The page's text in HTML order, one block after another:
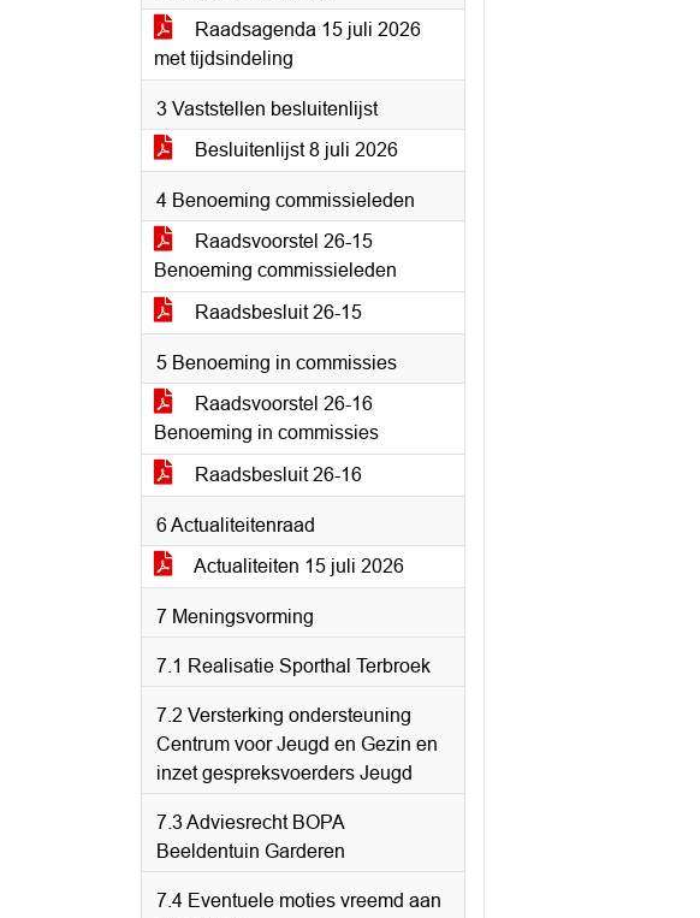
Raadsagenda 15 juli 2026
met tijdsindeling
3 Vaststellen besluitenlijst
Besluitenlijst 8 juli 2026
4 Benoeming commissieleden
Raadsvoorstel 26-15
Benoeming commissieleden
Raadsbesluit 26-15
5 Benoeming in commissies
Raadsvoorstel 26-16
Benoeming in commissies
Raadsbesluit 26-16
6 Actualiteitenraad
Actualiteiten 15 juli 2026
7 Meningsvorming
7.1 Realisatie Sporthal Terbroek
7.2 Versterking ondersteuning
Centrum voor Jeugd en Gezin en
inzet gespreksvoerders Jeugd
7.3 Adviesrecht BOPA
Beeldentuin Garderen
7.4 Eventuele moties vreemd aan